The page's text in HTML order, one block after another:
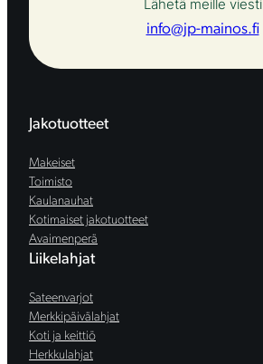
Lähetä meille viesti
info@jp-mainos.fi
Jakotuotteet
Makeiset
Toimisto
Kaulanauhat
Kotimaiset jakotuotteet
Avaimenperä
Liikelahjat
Sateenvarjot
Merkkipäivälahjat
Koti ja keittiö
Herkkulahjat